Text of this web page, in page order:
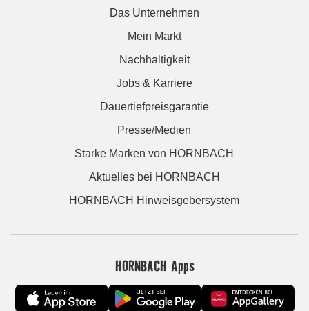
Das Unternehmen
Mein Markt
Nachhaltigkeit
Jobs & Karriere
Dauertiefpreisgarantie
Presse/Medien
Starke Marken von HORNBACH
Aktuelles bei HORNBACH
HORNBACH Hinweisgebersystem
HORNBACH Apps